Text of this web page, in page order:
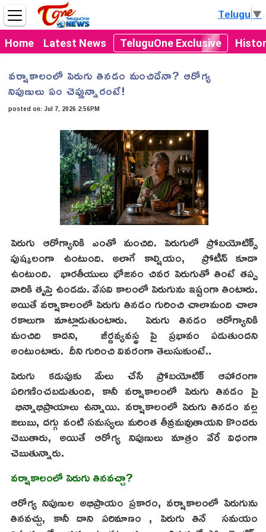
Home Latest News TeluguOne Exclusive
Telugu▼
వర్షాకాలంలో పెరుగు తినడం మంచిదేనా? ఆరోగ్య
నిపుణులు ఏం చెప్తున్నారంటే!
posted on:Jul 7, 2026 2:56PM
పెరుగు ఆరోగ్యానికి ఎంతో మంచిది. పెరుగులో ప్రోబయోటిక్స్
పుష్కలంగా ఉంటుంది. అలాగే కాల్షియం, ప్రోటీన్ కూడా
ఉంటుంది. భారతీయులు భోజనం చివర పెరుగుతో తింటే తప్ప
వారికి తృప్తి ఉండదు. వేసవి కాలంలో పెరుగును ఇష్టంగా తింటారు.
అయితే వర్షాకాలంలో పెరుగు తినడం గురించి చాలామంది చాలా
రకాలుగా మాట్లాడుతుంటారు. పెరుగు తినడం ఆరోగ్యానికి
మంచిది కాదని, జీర్ణవ్యవస్థ పై ప్రభావం పడుతుందని
అంటుంటారు. దీని గురించి వివరంగా తెలుసుకుంటే..
పెరుగు కడుపుకు మేలు చేసే ప్రోబయోటిక్ ఆహారంగా
పరిగణించబడుతుంది, కానీ వర్షాకాలంలో పెరుగు తినడం పై
భిన్నాభిప్రాయాలు ఉన్నాయి. వర్షాకాలంలో పెరుగు తినడం వల్ల
జలుబు, దగ్గు వంటి సమస్యలు మరింత తీవ్రమవుతాయని కొందరు
చెబుతారు, అయితే ఆరోగ్య నిపుణులు మాత్రం వేరే విధంగా
చెబుతున్నారు.
వర్షాకాలంలో పెరుగు తినవచ్చా?
ఆరోగ్య నిపుణుల అభిప్రాయం ప్రకారం, వర్షాకాలంలో పెరుగును
తినవచ్చు, కానీ దాని పరిమాణం , పెరుగు తినే సమయం